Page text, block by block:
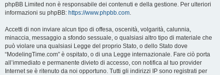
phpBB Limited non è responsabile dei contenuti e della gestione. Per ulteriori
informazioni su phpBB: https://www.phpbb.com.
Accetti di non inviare alcun tipo di offesa, oscenità, volgarità, calunnia,
minaccia, messaggio a sfondo sessuale, o qualsiasi altro tipo di materiale che
può violare una qualsiasi Legge del proprio Stato, o dello Stato dove
“ModelingTime.com” è ospitato, o di una Legge internazionale. Fare ciò porta
all’immediato e permanente divieto di accesso, con notifica al tuo provider
Internet se è ritenuto da noi opportuno. Tutti gli indirizzi IP sono registrati per